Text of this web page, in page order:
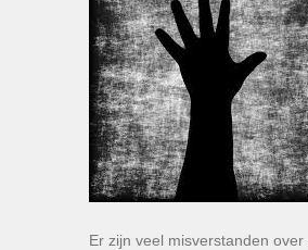
Er zijn veel misverstanden